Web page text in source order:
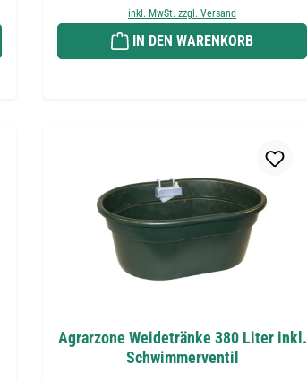
inkl. MwSt. zzgl. Versand
IN DEN WARENKORB
Agrarzone Weidetränke 380 Liter inkl.
Schwimmerventil